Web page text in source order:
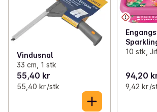
Vindusnal
33 cm, 1 stk
55,40 kr
55,40 kr /stk
10 stk, Jif
94,20
9,42 kr /